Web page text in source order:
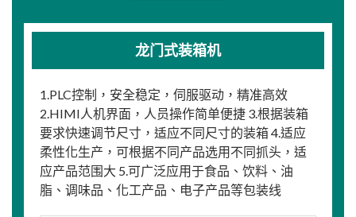
龙门式装箱机
1.PLC控制，安全稳定，伺服驱动，精准高效
2.HIMI人机界面，人员操作简单便捷 3.根据装箱
要求快速调节尺寸，适应不同尺寸的装箱 4.适应
柔性化生产，可根据不同产品选用不同抓头，适
应产品范围大 5.可广泛应用于食品、饮料、油
脂、调味品、化工产品、电子产品等包装线